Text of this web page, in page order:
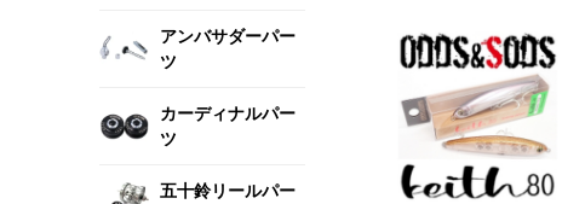
アンバサダーパー
ツ
カーディナルパー
ツ
五十鈴リールパー